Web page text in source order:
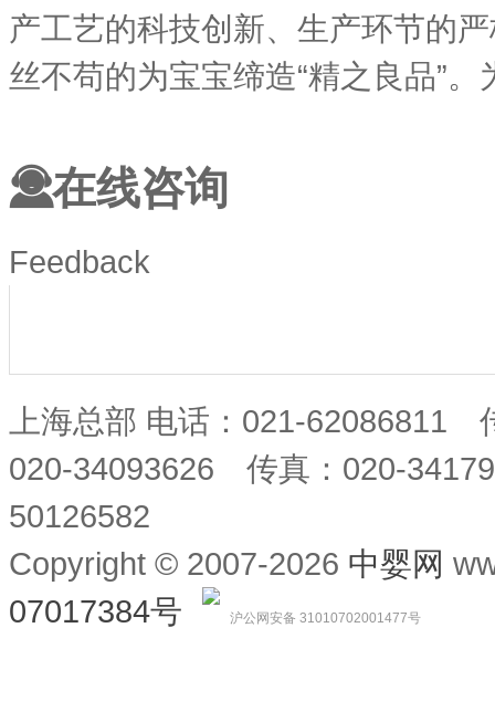
产工艺的科技创新、生产环节的
丝不苟的为宝宝缔造“精之良品”
在线咨询
Feedback
上海总部 电话：021-
020-34093626 传真：020-
50126582
Copyright © 2007-2026 中婴网
07017384号
沪公网安备 31010702001477号